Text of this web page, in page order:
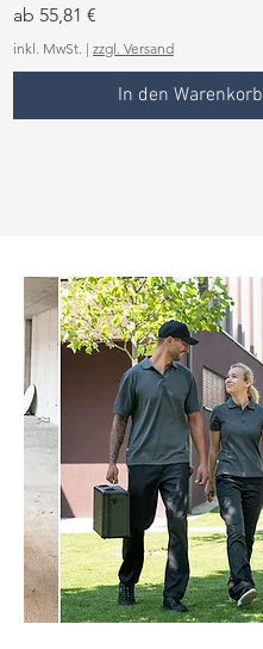
ab 55,81 €
Sale-Preis
inkl. MwSt. | zzgl. Versand
In den Warenkorb